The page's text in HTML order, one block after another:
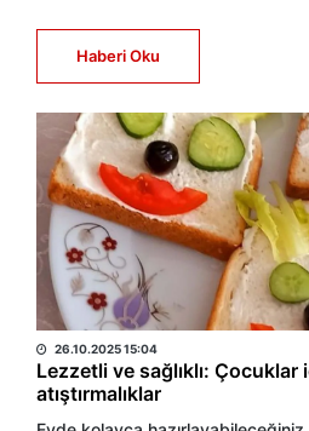
Haberi Oku
HABER MERKEZİ
26.10.2025 15:04
Lezzetli ve sağlıklı:
atıştırmalıklar